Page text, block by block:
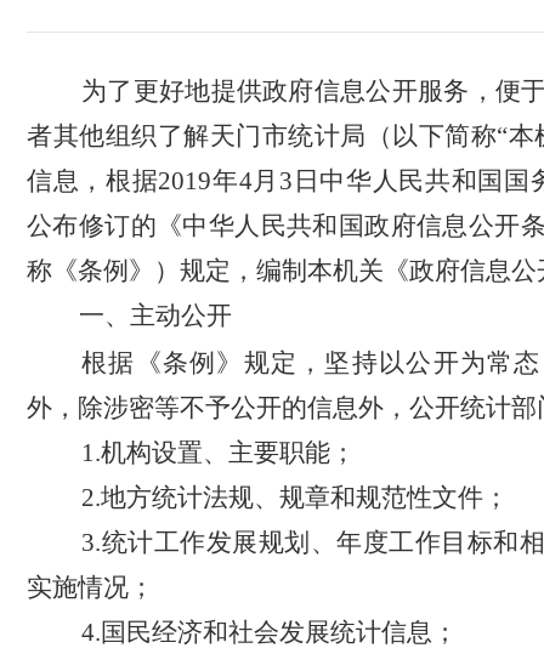
为了更好地提供政府信息公开服务，便
者其他组织了解天门市统计局（以下简称“本
信息，根据2019年4月3日中华人民共和国国
公布修订的《中华人民共和国政府信息公开
称《条例》）规定，编制本机关《政府信息
一、 主动公开
根据《条例》规定，坚持以公开为常
外，除涉密等不予公开的信息外，公开统计
1.机构设置、主要职能；
2.地方统计法规、规章和规范性文件；
3.统计工作发展规划、年度工作目标和
实施情况；
4.国民经济和社会发展统计信息；